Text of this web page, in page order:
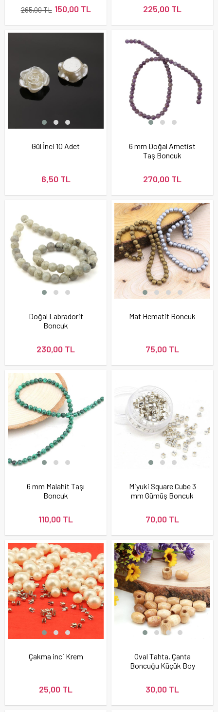
150,00 TL
265,00 TL 225,00 TL
Gül İnci 10 Adet
6,50 TL
6 mm Doğal Ametist
Taş Boncuk
270,00 TL
Doğal Labradorit
Boncuk
230,00 TL
Mat Hematit Boncuk
75,00 TL
6 mm Malahit Taşı
Boncuk
110,00 TL
Miyuki Square Cube 3
mm Gümüş Boncuk
70,00 TL
Çakma inci Krem
25,00 TL
Oval Tahta, Çanta
Boncuğu Küçük Boy
30,00 TL